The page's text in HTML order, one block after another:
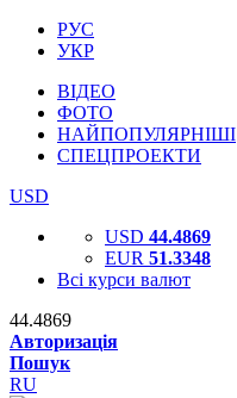
РУС
УКР
ВІДЕО
ФОТО
НАЙПОПУЛЯРНІШІ
СПЕЦПРОЕКТИ
USD
USD 44.4869
EUR 51.3348
Всі курси валют
44.4869
Авторизація
Пошук
RU